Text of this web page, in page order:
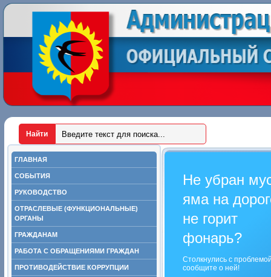
ГЛАВНАЯ
СОБЫТИЯ
РУКОВОДСТВО
ОТРАСЛЕВЫЕ (ФУНКЦИОНАЛЬНЫЕ)
ОРГАНЫ
ГРАЖДАНАМ
РАБОТА С ОБРАЩЕНИЯМИ ГРАЖДАН
ПРОТИВОДЕЙСТВИЕ КОРРУПЦИИ
Не убран
яма на
не горит
фонарь?
Столкнулись с
сообщите о ней!